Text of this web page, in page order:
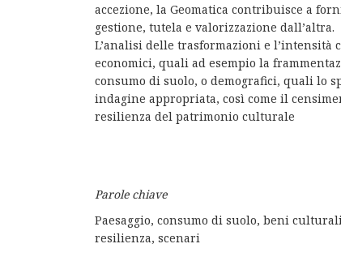
accezione, la Geomatica contribuisce a
gestione, tutela e valorizzazione dall’altra.
L’analisi delle trasformazioni e l’intensità
economici, quali ad esempio la
consumo di suolo, o demografici, quali lo
indagine appropriata, così come il
resilienza del patrimonio culturale
Parole chiave
Paesaggio, consumo di suolo, beni
resilienza, scenari